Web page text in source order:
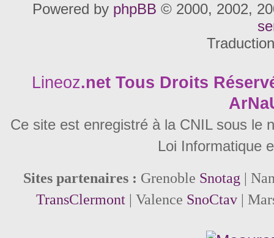
Powered by phpBB © 2000, 2002,
Lineoz.net Tous Droits
Ce site est enregistré à la CNIL sous le
Loi Informatique
Sites partenaires : Grenoble Snotag |
TransClermont| Valence SnoCtav|